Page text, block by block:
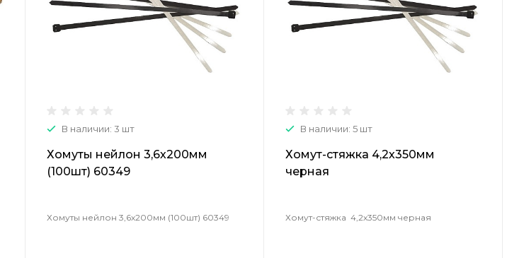
В наличии: 3 шт
Хомуты нейлон 3,6х200мм
(100шт) 60349
Хомуты нейлон 3,6х200мм (100шт) 60349
В наличии: 5 шт
Хомут-стяжка 4,2х350мм
черная
Хомут-стяжка 4,2х350мм черная